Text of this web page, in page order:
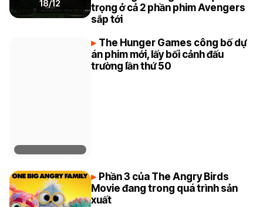
18/12
trọng ở cả 2 phần phim Avengers
sắp tới
The Hunger Games công bố dự
án phim mới, lấy bối cảnh đấu
trường lần thứ 50
Phần 3 của The Angry Birds
Movie đang trong quá trình sản
xuất